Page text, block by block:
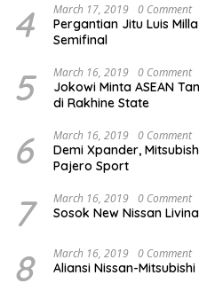
4 March 17, 2019 0 Comment
Pergantian Jitu Luis
Semifinal
5 March 16, 2019 0 Comment
Jokowi Minta ASEAN
di Rakhine State
6 March 16, 2019 0 Comment
Demi Xpander,
Pajero Sport
7 March 16, 2019 0 Comment
Sosok New Nissan
8 March 16, 2019 0 Comment
Aliansi Nissan-